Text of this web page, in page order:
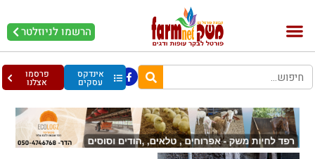
הרשמו לניוזלטר
אינדקס
עסקים
פרסמו
אצלנו